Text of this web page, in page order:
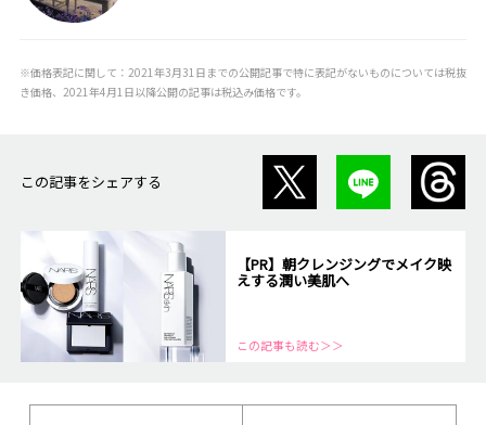
※価格表記に関して：2021年3月31日までの公開記事で特に表記がないものについては税抜
き価格、2021年4月1日以降公開の記事は税込み価格です。
この記事をシェアする
【PR】朝クレンジングでメイク映
えする潤い美肌へ
この記事も読む＞＞